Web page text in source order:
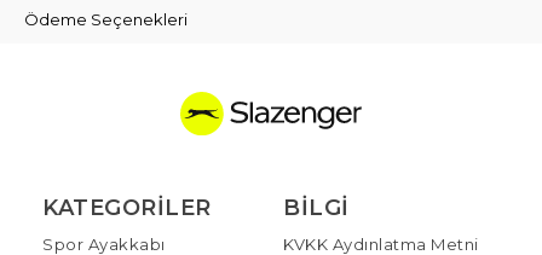
Ödeme Seçenekleri
KATEGORILER
Spor Ayakkabı
BILGI
KVKK Aydınlatma Metni